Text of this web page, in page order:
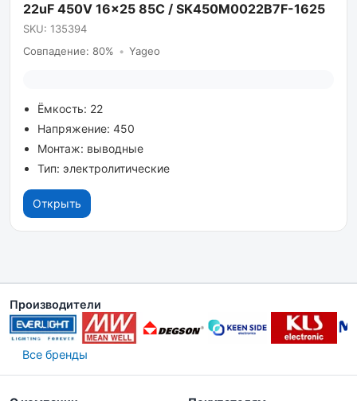
22uF 450V 16x25 85C / SK450M0022B7F-1625
SKU: 135394
Совпадение: 80% • Yageo
Ёмкость: 22
Напряжение: 450
Монтаж: выводные
Тип: электролитические
Открыть
Производители
Все бренды